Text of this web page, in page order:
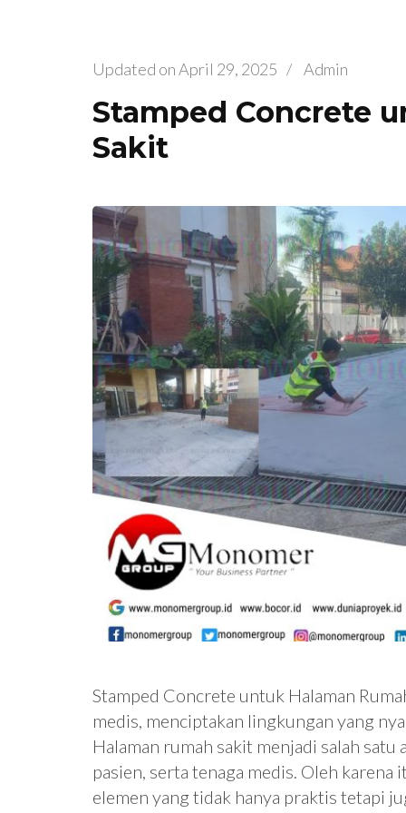
Updated onApril 29, 2025 / Admin
Stamped Concrete
Sakit
Stamped Concrete untuk Halaman
medis, menciptakan lingkungan yang
Halaman rumah sakit menjadi salah
pasien, serta tenaga medis. Oleh
elemen yang tidak hanya praktis tetapi